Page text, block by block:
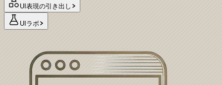
UI表現の引き出し
UIラボ